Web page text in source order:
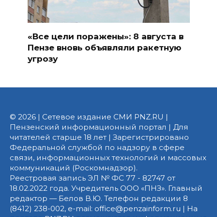
«Все цели поражены»: 8 августа в
Пензе вновь объявляли ракетную
угрозу
© 2026 | Сетевое издание СМИ PNZ.RU |
Пензенский информационный портал | Для
читателей старше 18 лет | Зарегистрировано
Федеральной службой по надзору в сфере
связи, информационных технологий и массовых
коммуникаций (Роскомнадзор).
Реестровая запись ЭЛ № ФС 77 - 82747 от
18.02.2022 года. Учредитель ООО «ПНЗ». Главный
редактор — Белов В.Ю. Телефон редакции 8
(8412) 238-002, e-mail: office@penzainform.ru | На